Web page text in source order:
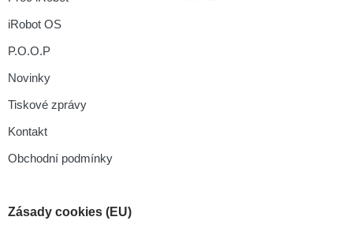
iRobot OS
P.O.O.P
Novinky
Tiskové zprávy
Kontakt
Obchodní podmínky
Zásady cookies (EU)